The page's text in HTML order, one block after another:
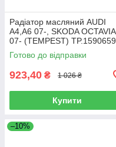
Радіатор масляний AUDI
A4,A6 07-, SKODA OCTAVIA
07- (TEMPEST) TP.1590659
Готово до відправки
923,40 ₴ 1 026 ₴
Купити
–10%